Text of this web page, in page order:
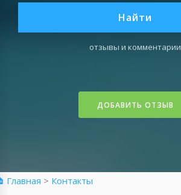
Найти
отзывы и комментарии
ДОБАВИТЬ ОТЗЫВ
Главная > Контакты